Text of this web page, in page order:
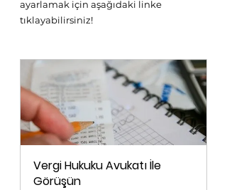
ayarlamak için aşağıdaki linke
tıklayabilirsiniz!
Vergi Hukuku Avukatı İle
Görüşün